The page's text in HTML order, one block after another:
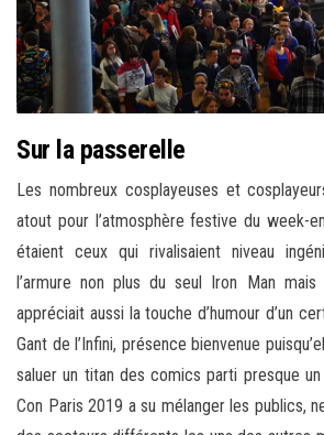
Sur la passerelle
Les nombreux cosplayeuses et
atout pour l’atmosphère festive du week-
étaient ceux qui rivalisaient niveau
l’armure non plus du seul Iron Man
appréciait aussi la touche d’humour d’un
Gant de l’Infini, présence bienvenue
saluer un titan des comics parti presque
Con Paris 2019 a su mélanger les publics,